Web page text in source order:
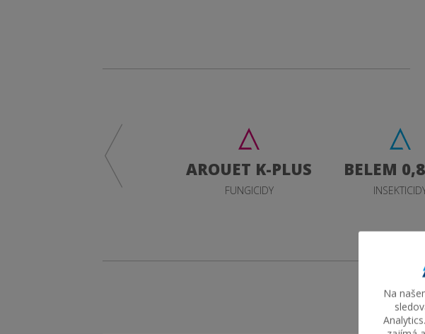
partnery zemědělců při
ACURIS
HERBICIDY
AROUET K-PLUS
FUNGICIDY
BELEM
Na